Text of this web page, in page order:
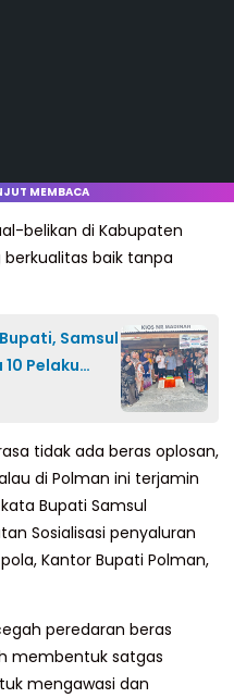
MEMBACA
belikan di Kabupaten
baik tanpa
Samsul
Pelaku
tidak ada beras oplosan,
di Polman ini terjamin
Bupati Samsul
Sosialisasi penyaluran
Kantor Bupati Polman,
peredaran beras
membentuk satgas
mengawasi dan